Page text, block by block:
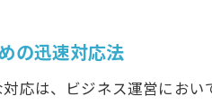
の迅速対応法
応は、ビジネス運営にお